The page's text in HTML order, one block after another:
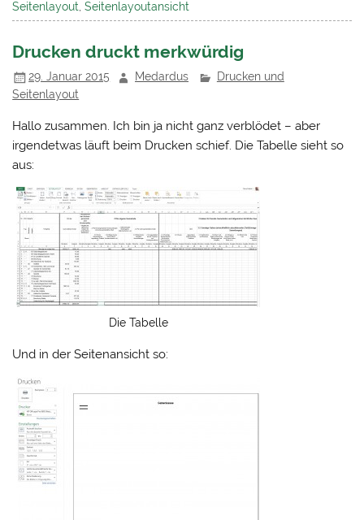
Seitenlayout ,Seitenlayoutansicht
Drucken druckt merkwürdig
29. Januar 2015 Medardus
Drucken und
Seitenlayout
Hallo zusammen. Ich bin ja nicht ganz verblödet – aber
irgendetwas läuft beim Drucken schief. Die Tabelle sieht so
aus:
Die Tabelle
Und in der Seitenansicht so: